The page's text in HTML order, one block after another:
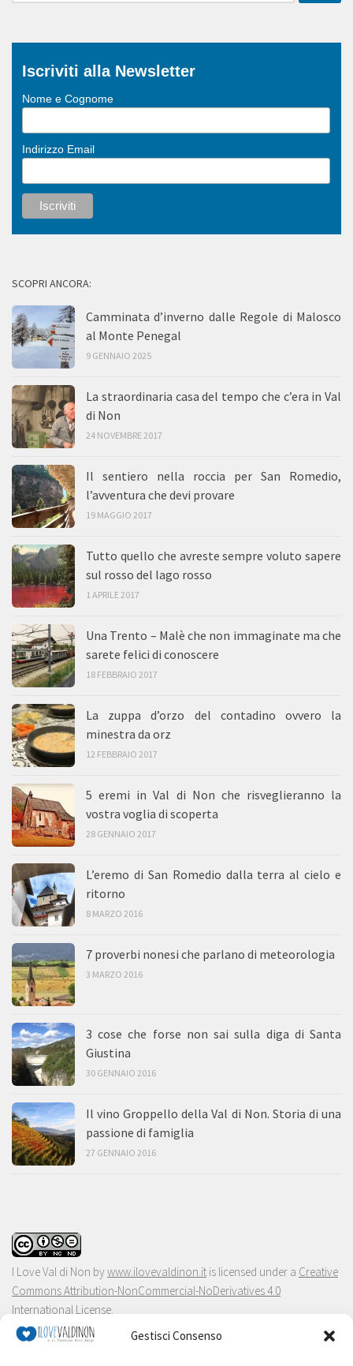
Gestisci Consenso
Iscriviti alla Newsletter
Nome e Cognome
Indirizzo Email
SCOPRI ANCORA:
Camminata d’inverno dalle Regole di Malosco
al Monte Penegal
9 GENNAIO 2025
La straordinaria casa del tempo che c’era in Val
di Non
24 NOVEMBRE 2017
Il sentiero nella roccia per San Romedio,
l’avventura che devi provare
19 MAGGIO 2017
Tutto quello che avreste sempre voluto sapere
sul rosso del lago rosso
1 APRILE 2017
Una Trento – Malè che non immaginate ma che
sarete felici di conoscere
18 FEBBRAIO 2017
La zuppa d’orzo del contadino ovvero la
minestra da orz
12 FEBBRAIO 2017
5 eremi in Val di Non che risveglieranno la
vostra voglia di scoperta
28 GENNAIO 2017
L’eremo di San Romedio dalla terra al cielo e
ritorno
8 MARZO 2016
7 proverbi nonesi che parlano di meteorologia
3 MARZO 2016
3 cose che forse non sai sulla diga di Santa
Giustina
30 GENNAIO 2016
Il vino Groppello della Val di Non. Storia di una
passione di famiglia
27 GENNAIO 2016
I Love Val di Non bywww.ilovevaldinon.it is licensed under a Creative
Commons Attribution-NonCommercial-NoDerivatives 4.0
International License.